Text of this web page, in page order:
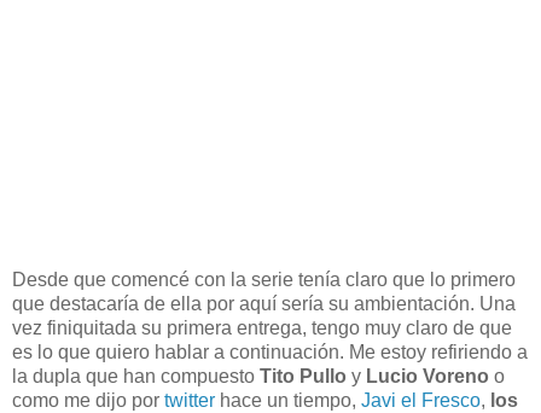
Desde que comencé con la serie tenía claro que lo primero
que destacaría de ella por aquí sería su ambientación. Una
vez finiquitada su primera entrega, tengo muy claro de que
es lo que quiero hablar a continuación. Me estoy refiriendo a
la dupla que han compuesto Tito Pullo y Lucio Voreno o
como me dijo por twitter hace un tiempo, Javi el Fresco, los